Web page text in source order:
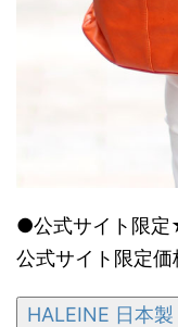
●公式サイト限
公式サイト限定
HALEINE 日本